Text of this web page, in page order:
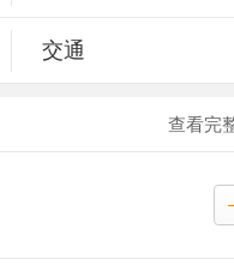
交通
查看完